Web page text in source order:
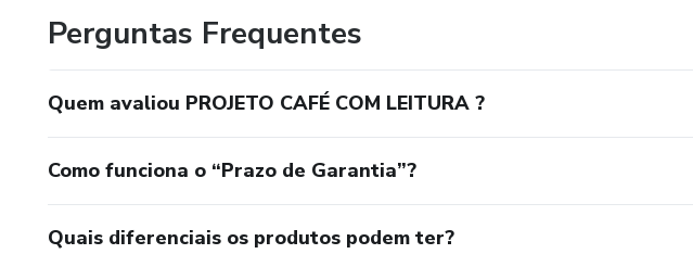
Perguntas Frequentes
Quem avaliou PROJETO CAFÉ COM LEITURA ?
Como funciona o “Prazo de Garantia”?
Quais diferenciais os produtos podem ter?